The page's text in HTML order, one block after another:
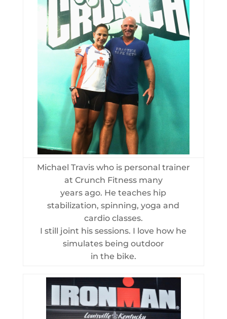
Michael Travis who is personal trainer
at Crunch Fitness many
years ago. He teaches hip
stabilization, spinning, yoga and
cardio classes.
I still joint his sessions. I love how he
simulates being outdoor
in the bike.